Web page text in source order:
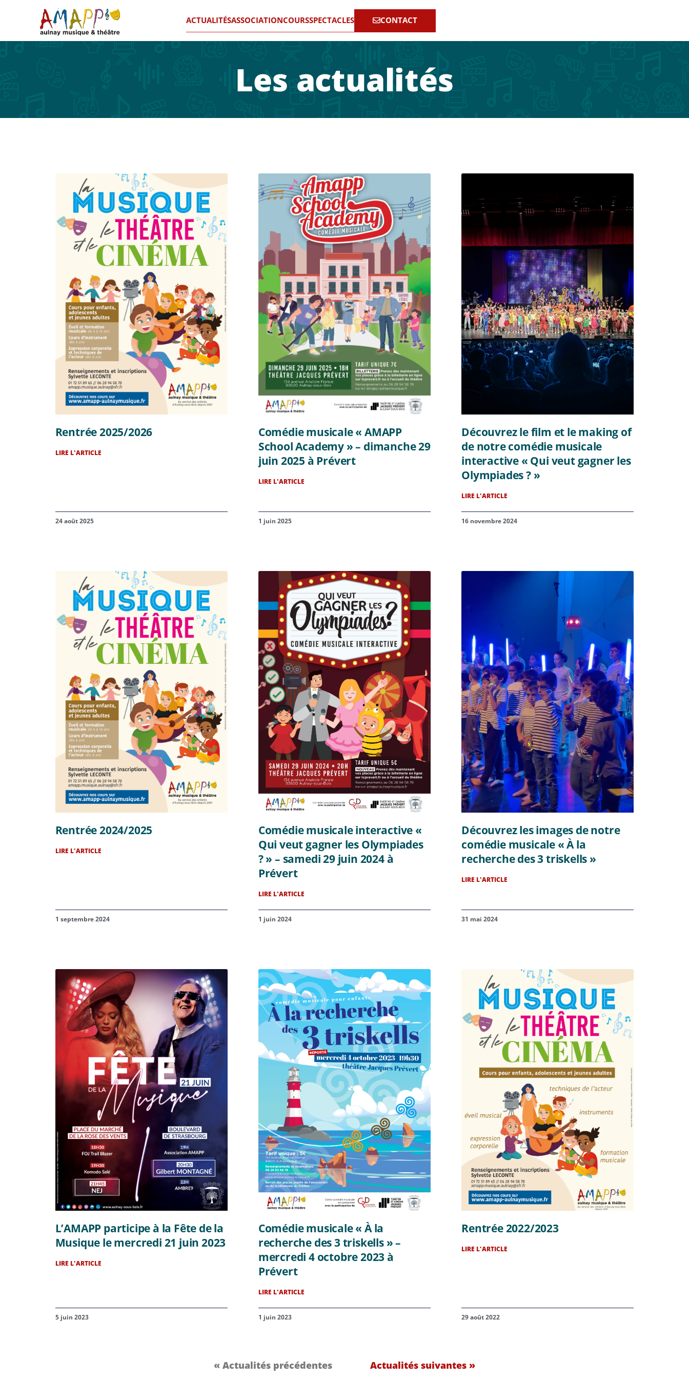
ACTUALITÉSASSOCIATIONCOURSSPECTACLES CONTACT
Les actualités
Rentrée 2025/2026
LIRE L'ARTICLE
24 août 2025
Comédie musicale « AMAPP
School Academy » – dimanche 29
juin 2025 à Prévert
LIRE L'ARTICLE
1 juin 2025
Découvrez le film et le making of
de notre comédie musicale
interactive « Qui veut gagner les
Olympiades ? »
LIRE L'ARTICLE
16 novembre 2024
Rentrée 2024/2025
LIRE L'ARTICLE
1 septembre 2024
Comédie musicale interactive «
Qui veut gagner les Olympiades
? » – samedi 29 juin 2024 à
Prévert
LIRE L'ARTICLE
1 juin 2024
Découvrez les images de notre
comédie musicale « À la
recherche des 3 triskells »
LIRE L'ARTICLE
31 mai 2024
L’AMAPP participe à la Fête de la
Musique le mercredi 21 juin 2023
LIRE L'ARTICLE
5 juin 2023
Comédie musicale « À la
recherche des 3 triskells » –
mercredi 4 octobre 2023 à
Prévert
LIRE L'ARTICLE
1 juin 2023
Rentrée 2022/2023
LIRE L'ARTICLE
29 août 2022
« Actualités précédentes Actualités suivantes »